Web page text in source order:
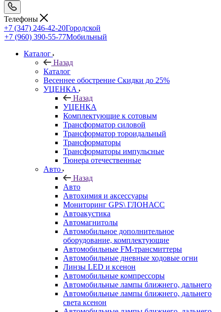
Телефоны
+7 (347) 246-42-20Городской
+7 (960) 390-55-77Мобильный
Каталог
Назад
Каталог
Весеннее обострение Скидки до 25%
УЦЕНКА
Назад
УЦЕНКА
Комплектующие к сотовым
Трансформатор силовой
Трансформатор тороидальный
Трансформаторы
Трансформаторы импульсные
Тюнера отечественные
Авто
Назад
Авто
Автохимия и аксессуары
Мониторинг GPS\ ГЛОНАСС
Автоакустика
Автомагнитолы
Автомобильное дополнительное
оборудование, комплектующие
Автомобильные FM-трансмиттеры
Автомобильные дневные ходовые огни
Линзы LED и ксенон
Автомобильные компрессоры
Автомобильные лампы ближнего, дальнего
Автомобильные лампы ближнего, дальнего
света ксенон